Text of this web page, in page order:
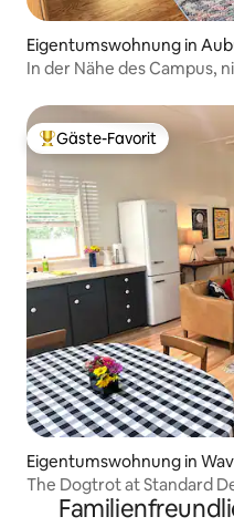
Eigentumswohnung in
In der Nähe des Campus,
Beliebter Gäste-Favorit.
Gäste-Favorit
Eigentumswohnung in
The Dogtrot at Standard